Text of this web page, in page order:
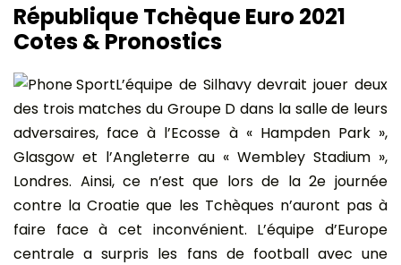
République Tchèque Euro 2021
Cotes & Pronostics
L’équipe de Silhavy devrait jouer deux
des trois matches du Groupe D dans la salle de leurs
adversaires, face à l’Ecosse à « Hampden Park »,
Glasgow et l’Angleterre au « Wembley Stadium »,
Londres. Ainsi, ce n’est que lors de la 2e journée
contre la Croatie que les Tchèques n’auront pas à
faire face à cet inconvénient. L’équipe d’Europe
centrale a surpris les fans de football avec une